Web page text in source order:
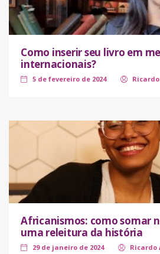
Como inserir seu livro em
internacionais?
5 de fevereiro de 2024
Africanismos: como somar
uma releitura da história
29 de janeiro de 2024 Ricardo